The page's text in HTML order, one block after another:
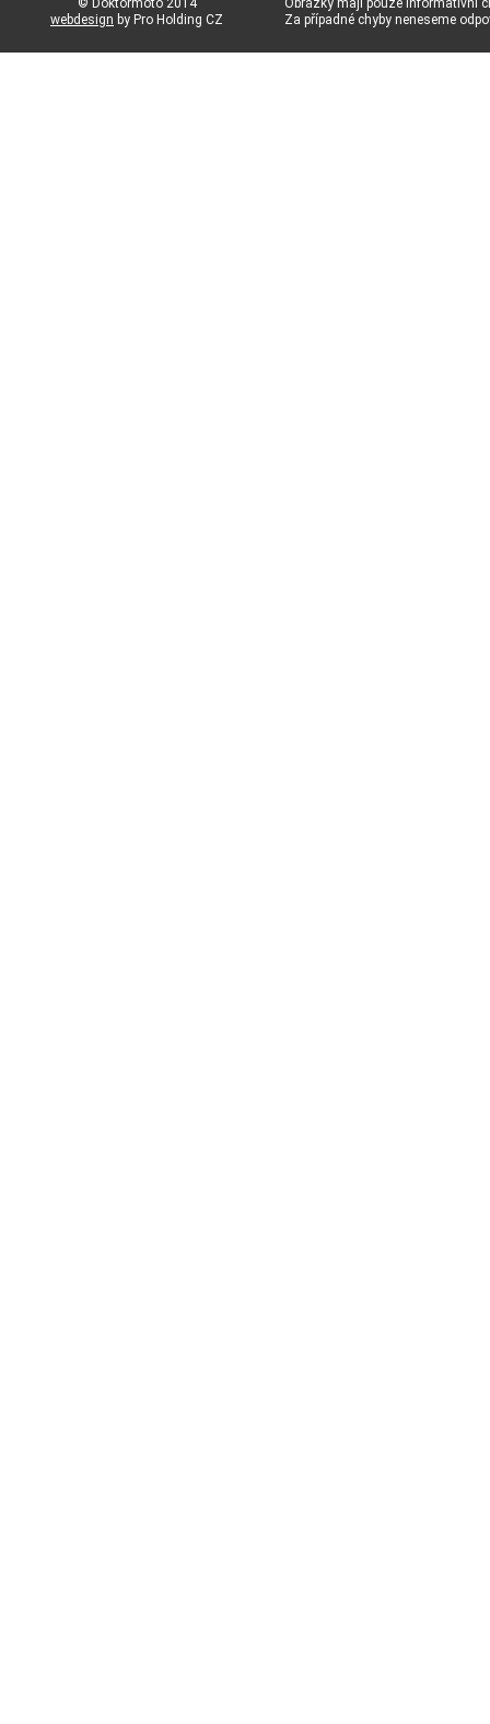
© Doktormoto 2014
webdesign by Pro Holding CZ
Obrázky mají pouze informativní
Za případné chyby neneseme